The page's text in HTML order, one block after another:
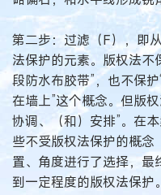
第二步：过滤（F），即
法保护的元素。版权法不
段防水布胶带”，也不保
在墙上”这个概念。但版
协调、（和）安排”。在
些不受版权法保护的概
置、角度进行了选择，
到一定程度的版权法保护。